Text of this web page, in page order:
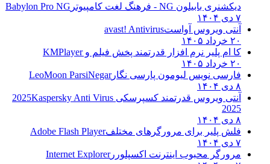
دیکشنری بابیلون NG - فرهنگ لغت کامپیوتر
Babylon Pro NG
۷ دی ۱۴۰۴
آنتی ویروس آواستavast! Antivirus
۲۰ خرداد ۱۴۰۵
کا ام پلیر نرم افزار قدرتمند پخش فیلم وKMPlayer
۲۰ خرداد ۱۴۰۵
فارسی نویس لیومون پارسی نگارLeoMoon ParsiNegar
۸ دی ۱۴۰۴
آنتی ویروس قدرتمند کسپرسکی 2025 Kaspersky Anti Virus
2025
۸ دی ۱۴۰۴
فلش پلیر برای مرورگرهای مختلفAdobe Flash Player
۷ دی ۱۴۰۴
مرورگر محبوب اینترنت اکسپلوررInternet Explorer